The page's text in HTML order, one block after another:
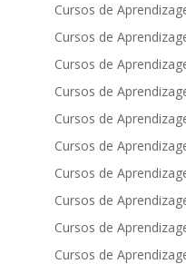
Cursos de
Cursos de
Cursos de
Cursos de
Cursos de
Cursos de
Cursos de
Cursos de
Cursos de
Cursos de